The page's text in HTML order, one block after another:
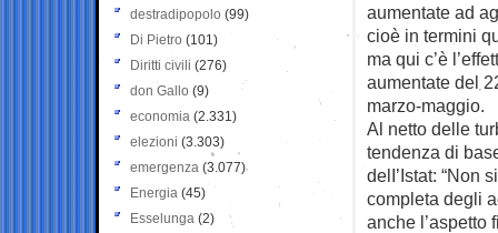
aumentate ad
cioè in termini
ma qui c’è
aumentate del
marzo-maggio.
Al netto delle
tendenza di
delI’Istat: “Non
completa degli
anche l’aspetto
destradipopolo (99)
Di Pietro (101)
Diritti civili (276)
don Gallo (9)
economia (2.331)
elezioni (3.303)
emergenza (3.077)
Energia (45)
Esselunga (2)